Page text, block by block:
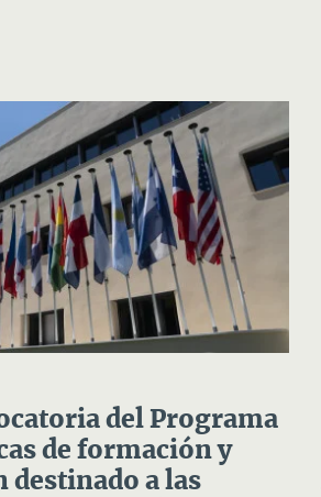
del Programa
de formación y
destinado a las